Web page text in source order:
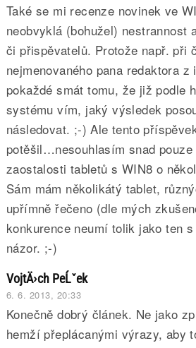
Také se mi recenze novinek ve
neobvyklá (bohužel) nestrannost
či přispěvatelů. Protože např. při
nejmenovaného pana redaktora
pokaždé smát tomu, že již podle
systému vím, jaký výsledek
následovat. ;-) Ale tento
potěšil…nesouhlasím snad pouze
zaostalosti tabletů s WIN8 o
Sám mám několikátý tablet,
upřímně řečeno (dle mých
konkurence neumí tolik jako ten
názor. ;-)
VojtÄ›ch PeĹˇek
6. 6. 2013, 20:33
Konečně dobrý článek. Ne jako
hemží přeplácanými výrazy, aby